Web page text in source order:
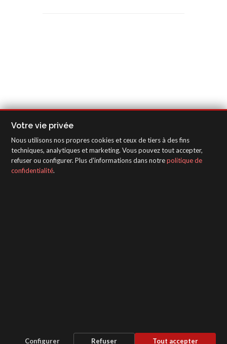
Paramètres des cookies
Votre vie privée
Nous utilisons nos propres cookies et ceux de tiers à des fins
techniques, analytiques et marketing. Vous pouvez tout accepter,
refuser ou configurer. Plus d'informations dans notrepolitique de
confidentialité.
Configurer Refuser Tout accepter